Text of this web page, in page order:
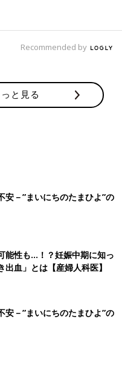
Recommended by
と見る
安－”まいにちのたまひよ”の
能性も…！？妊娠中期に知っ
血」とは【産婦人科医】
安－”まいにちのたまひよ”の